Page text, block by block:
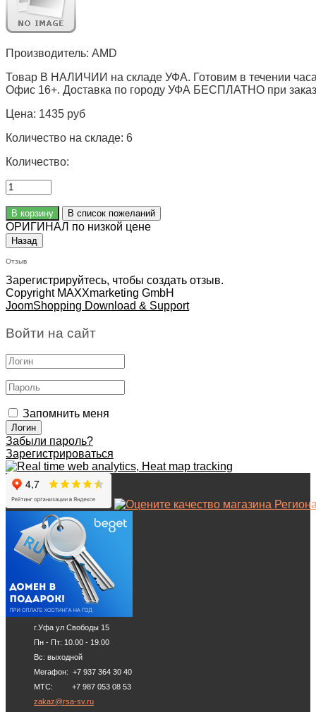
Производитель: AMD
Товар В НАЛИЧИИ на складе УФА. Готовим в течении
Офис 16+. Доставка по городу УФА БЕСПЛАТНО при
Цена: 1435 руб
Количество на складе: 6
Количество:
ОРИГИНАЛ по низкой цене
Отзыв
Зарегистрируйтесь, чтобы создать отзыв.
Copyright MAXXmarketing GmbH
JoomShopping Download & Support
Войти на сайт
Запомнить меня
Забыли пароль?
Зарегистрироваться
г.Уфа ул Свободы 15
Пн - Пт: 10.00 - 19.00
Вс: выходной
Мегафон: +7 937 364 30 40
МТС: +7 987 053 08 53
zakaz@rsa-sv.ru